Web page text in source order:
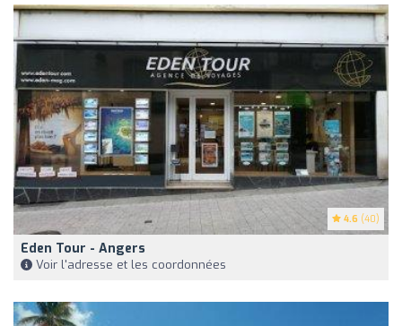
4.6 (40)
Eden Tour - Angers
Voir l'adresse et les coordonnées